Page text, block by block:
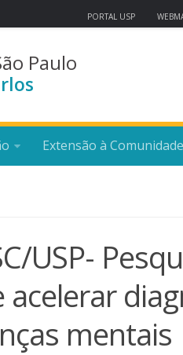
PORTAL USP
Paulo
Extensão à Comunidade
USP-
mentais